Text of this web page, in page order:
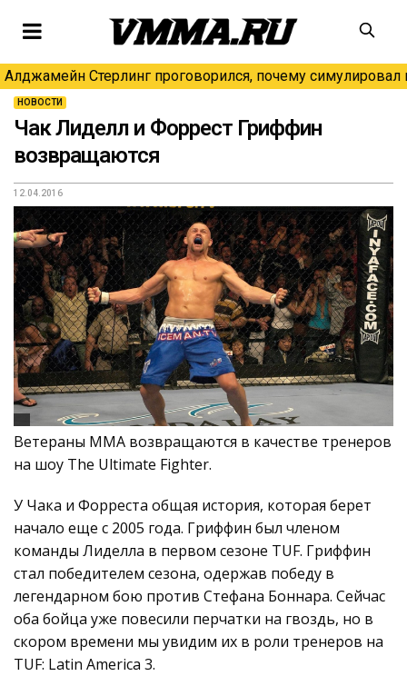
Алджамейн Стерлинг проговорился, почему симулировал
НОВОСТИ
Чак Лиделл и Форрест Гриффин
возвращаются
12.04.2016
Ветераны ММА возвращаются в качестве тренеров
на шоу The Ultimate Fighter.
У Чака и Форреста общая история, которая берет
начало еще с 2005 года. Гриффин был членом
команды Лиделла в первом сезоне TUF. Гриффин
стал победителем сезона, одержав победу в
легендарном бою против Стефана Боннара. Сейчас
оба бойца уже повесили перчатки на гвоздь, но в
скором времени мы увидим их в роли тренеров на
TUF: Latin America 3.